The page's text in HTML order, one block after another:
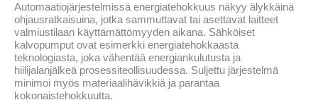
Automaatiojärjestelmissä energiatehokkuus näkyy älykkäinä
ohjausratkaisuina, jotka sammuttavat tai asettavat laitteet
valmiustilaan käyttämättömyyden aikana. Sähköiset
kalvopumput ovat esimerkki energiatehokkaasta
teknologiasta, joka vähentää energiankulutusta ja
hiilijalanjälkeä prosessiteollisuudessa. Suljettu järjestelmä
minimoi myös materiaalihävikkiä ja parantaa
kokonaistehokkuutta.